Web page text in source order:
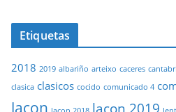
Etiquetas
2018 2019 albariño arteixo caceres
clasica clasicos cocido comunicado 4
lacon lacon 2019